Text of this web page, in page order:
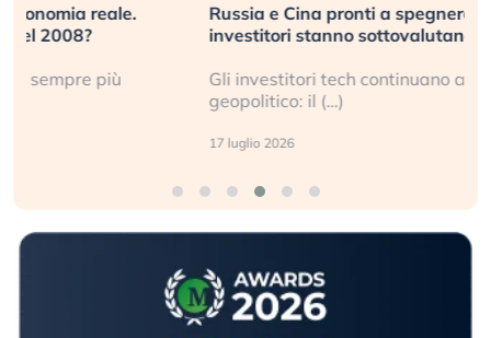
Russia e Cina pronti a spegnere Starlink. Gli
investitori stanno sottovalutando il rischio?
Gli investitori tech continuano a ignorare il rischio